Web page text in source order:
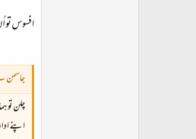
افسوس
جاسمن
چلن تو
اپنے